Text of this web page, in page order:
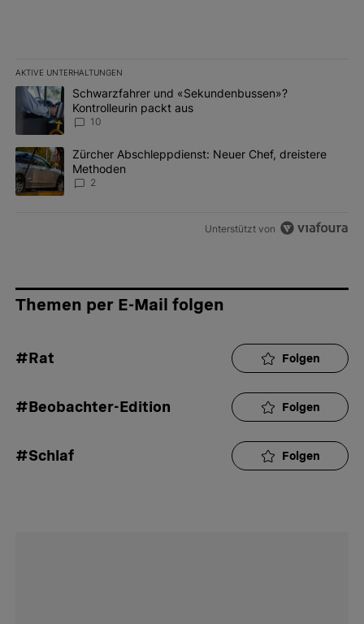
AKTIVE UNTERHALTUNGEN
Das Folgende ist eine Liste der am meisten kommentierten
Ein Trendartikel mit dem Titel "Schwarzfahrer und
Schwarzfahrer und «Sekundenbussen»?
Kontrolleurin packt aus
10
Ein Trendartikel mit dem Titel "Zürcher Abschleppdienst: Neuer
Zürcher Abschleppdienst: Neuer Chef, dreistere
Methoden
2
Unterstützt von
Themen per E-Mail folgen
#Rat Folgen
#Beobachter-Edition Folgen
#Schlaf Folgen